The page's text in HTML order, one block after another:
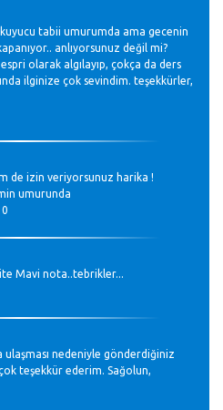
tabii umurumda ama gecenin
anlıyorsunuz değil mi?
olarak algılayıp, çokça da ders
ilginize çok sevindim. teşekkürler,
de izin veriyorsunuz harika !
umurunda
Mavi nota..tebrikler...
ulaşması nedeniyle gönderdiğiniz
teşekkür ederim. Sağolun,